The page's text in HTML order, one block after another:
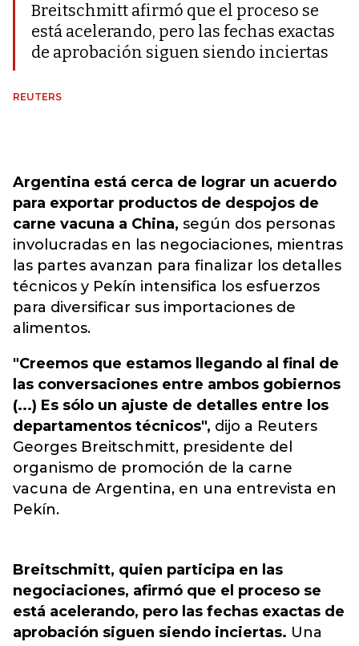
Breitschmitt afirmó que el proceso se
está acelerando, pero las fechas exactas
de aprobación siguen siendo inciertas
REUTERS
Argentina está cerca de lograr un acuerdo
para exportar productos de despojos de
carne vacuna a China, según dos personas
involucradas en las negociaciones, mientras
las partes avanzan para finalizar los detalles
técnicos y Pekín intensifica los esfuerzos
para diversificar sus importaciones de
alimentos.
"Creemos que estamos llegando al final de
las conversaciones entre ambos gobiernos
(...) Es sólo un ajuste de detalles entre los
departamentos técnicos", dijo a Reuters
Georges Breitschmitt, presidente del
organismo de promoción de la carne
vacuna de Argentina, en una entrevista en
Pekín.
Breitschmitt, quien participa en las
negociaciones, afirmó que el proceso se
está acelerando, pero las fechas exactas de
aprobación siguen siendo inciertas. Una